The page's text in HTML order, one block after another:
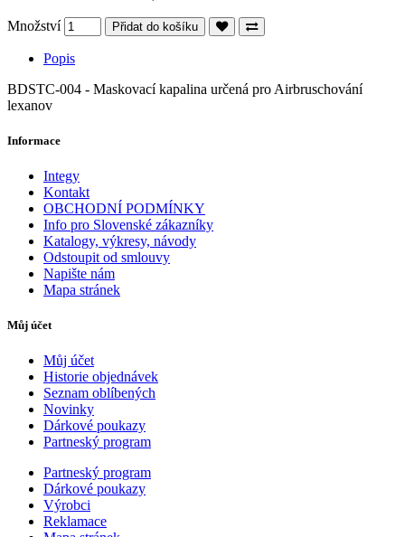
Množství Přidat do košíku
Popis
BDSTC-004 - Maskovací kapalina určená pro Airbruschování
lexanov
Informace
Integy
Kontakt
OBCHODNÍ PODMÍNKY
Info pro Slovenské zákazníky
Katalogy, výkresy, návody
Odstoupit od smlouvy
Napište nám
Mapa stránek
Můj účet
Můj účet
Historie objednávek
Seznam oblíbených
Novinky
Dárkové poukazy
Partneský program
Partneský program
Dárkové poukazy
Výrobci
Reklamace